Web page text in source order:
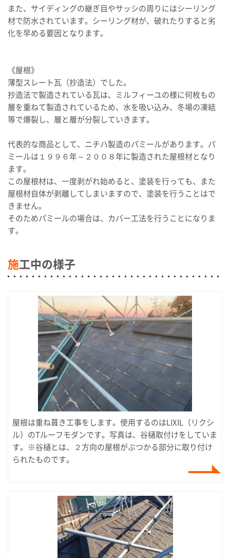
また、サイディングの継ぎ目やサッシの周りにはシーリング
材で防水されています。シーリング材が、破れたりすると劣
化を早める要因となります。
《屋根》
薄型スレート瓦（抄造法）でした。
抄造法で製造されている瓦は、ミルフィーユの様に何枚もの
層を重ねて製造されているため、水を吸い込み、冬場の凍結
等で爆裂し、層と層が分裂していきます。
代表的な商品として、ニチハ製造のパミールがあります。パ
ミールは１９９６年～２００８年に製造された屋根材となり
ます。
この屋根材は、一度剥がれ始めると、塗装を行っても、また
屋根材自体が剥離してしまいますので、塗装を行うことはで
きません。
そのためパミールの場合は、カバー工法を行うことになりま
す。
施工中の様子
屋根は重ね葺き工事をします。使用するのはLIXIL（リクシ
ル）のTルーフモダンです。写真は、谷樋取付けをしていま
す。※谷樋とは、２方向の屋根がぶつかる部分に取り付け
られたものです。